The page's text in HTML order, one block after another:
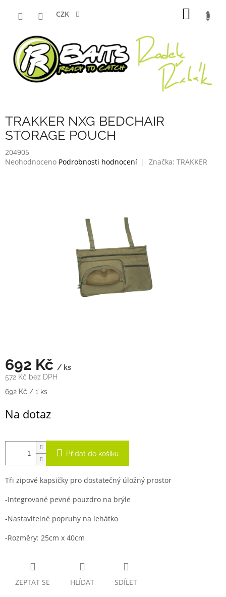
CZK
TRAKKER NXG BEDCHAIR
STORAGE POUCH
204905
Průměrné
Neohodnoceno Podrobnosti hodnocení Značka: TRAKKER
692 Kč / ks
572 Kč bez DPH
Měrná
692 Kč / 1 ks
Na dotaz
Přidat do košíku
Tři zipové kapsičky pro dostatečný úložný prostor
-Integrované pevné pouzdro na brýle
-Nastavitelné popruhy na lehátko
-Rozměry: 25cm x 40cm
ZEPTAT SE HLÍDAT SDÍLET